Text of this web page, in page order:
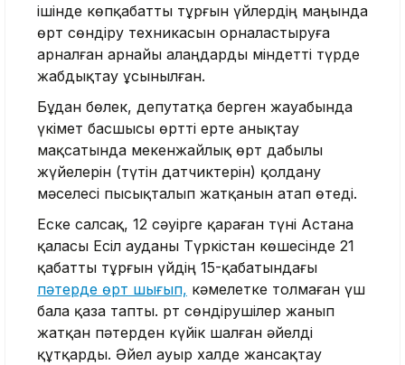
ішінде көпқабатты тұрғын үйлердің маңында
өрт сөндіру техникасын орналастыруға
арналған арнайы алаңдарды міндетті түрде
жабдықтау ұсынылған.
Бұдан бөлек, депутатқа берген жауабында
үкімет басшысы өртті ерте анықтау
мақсатында мекенжайлық өрт дабылы
жүйелерін (түтін датчиктерін) қолдану
мәселесі пысықталып жатқанын атап өтеді.
Еске салсақ, 12 сәуірге қараған түні Астана
қаласы Есіл ауданы Түркістан көшесінде 21
қабатты тұрғын үйдің 15-қабатындағы
пәтерде өрт шығып, кәмелетке толмаған үш
бала қаза тапты. Өрт сөндірушілер жанып
жатқан пәтерден күйік шалған әйелді
құтқарды. Әйел ауыр халде жансақтау